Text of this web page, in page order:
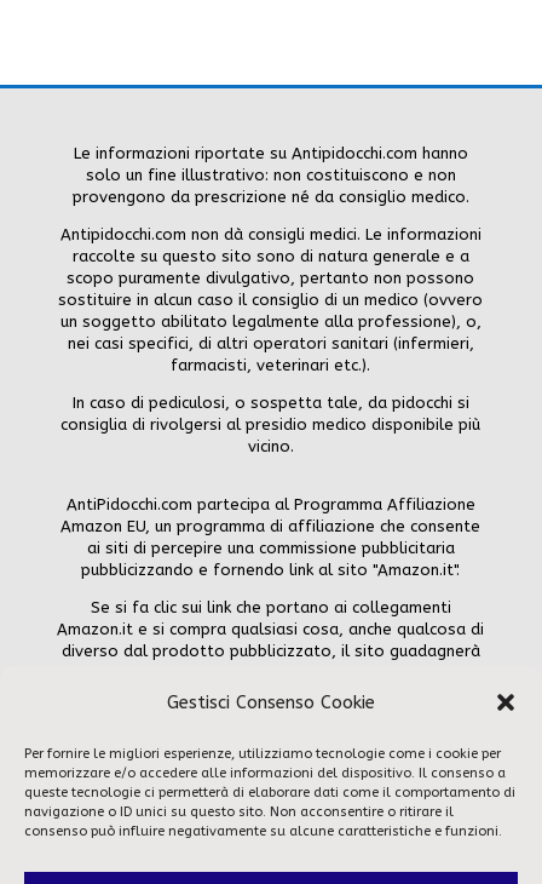
Gestisci Consenso Cookie
Per fornire le migliori esperienze, utilizziamo tecnologie come i cookie per
memorizzare e/o accedere alle informazioni del dispositivo. Il consenso a
queste tecnologie ci permetterà di elaborare dati come il comportamento di
navigazione o ID unici su questo sito. Non acconsentire o ritirare il
consenso può influire negativamente su alcune caratteristiche e funzioni.
Le informazioni riportate su Antipidocchi.com hanno
solo un fine illustrativo: non costituiscono e non
provengono da prescrizione né da consiglio medico.
Antipidocchi.com non dà consigli medici. Le informazioni
raccolte su questo sito sono di natura generale e a
scopo puramente divulgativo, pertanto non possono
sostituire in alcun caso il consiglio di un medico (ovvero
un soggetto abilitato legalmente alla professione), o,
nei casi specifici, di altri operatori sanitari (infermieri,
farmacisti, veterinari etc.).
In caso di pediculosi, o sospetta tale, da pidocchi si
consiglia di rivolgersi al presidio medico disponibile più
vicino.
AntiPidocchi.com partecipa al Programma Affiliazione
Amazon EU, un programma di affiliazione che consente
ai siti di percepire una commissione pubblicitaria
pubblicizzando e fornendo link al sito "Amazon.it".
Se si fa clic sui link che portano ai collegamenti
Amazon.it e si compra qualsiasi cosa, anche qualcosa di
diverso dal prodotto pubblicizzato, il sito guadagnerà
extra.
Inc., Amazon.it o dei suoi affiliati.
www.antipidocchi.com All Rights Reserved - Tutti i diritti
riservati © 2020 - 2025